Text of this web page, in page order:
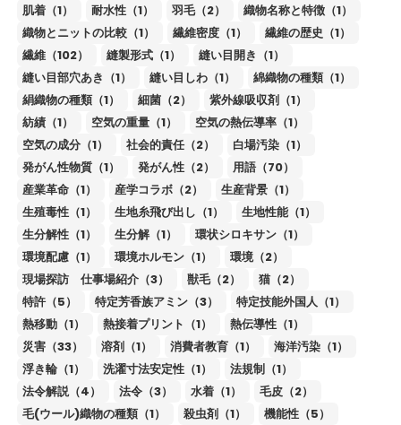
肌着（1）
耐水性（1） 羽毛（2）
織物名称と特徴（1）
織物とニットの比較（1）
繊維密度（1）
繊維の歴史（1）
繊維（102）
縫製形式（1）
縫い目開き（1）
縫い目部穴あき（1）
縫い目しわ（1）
綿織物の種類（1）
絹織物の種類（1）
細菌（2）
紫外線吸収剤（1）
紡績（1）
空気の重量（1）
空気の熱伝導率（1）
空気の成分（1）
社会的責任（2）
白場汚染（1）
発がん性物質（1）
発がん性（2）
用語（70）
産業革命（1）
産学コラボ（2）
生産背景（1）
生殖毒性（1）
生地糸飛び出し（1）
生地性能（1）
生分解性（1）
生分解（1）
環状シロキサン（1）
環境配慮（1）
環境ホルモン（1）
環境（2）
現場探訪 仕事場紹介（3）
獣毛（2）
猫（2）
特許（5）
特定芳香族アミン（3）
特定技能外国人（1）
熱移動（1）
熱接着プリント（1）
熱伝導性（1）
災害（33）
溶剤（1） 消費者教育（1）
海洋汚染（1）
浮き輪（1）
洗濯寸法安定性（1）
法規制（1）
法令解説（4）
法令（3） 水着（1）
毛皮（2）
毛(ウール)織物の種類（1）
殺虫剤（1）
機能性（5）